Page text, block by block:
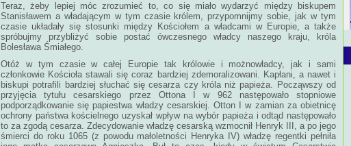
Teraz, żeby lepiej móc zrozumieć to, co się miało wydarzyć między biskupem
Stanisławem a władającym w tym czasie królem, przypomnijmy sobie, jak w tym
czasie układały się stosunki między Kościołem a władcami w Europie, a także
spróbujmy przybliżyć sobie postać ówczesnego władcy naszego kraju, króla
Bolesława Śmiałego.
Otóż w tym czasie w całej Europie tak królowie i możnowładcy, jak i sami
członkowie Kościoła stawali się coraz bardziej zdemoralizowani. Kapłani, a nawet i
biskupi potrafili bardziej słuchać się cesarza czy króla niż papieża. Począwszy od
przyjęcia tytułu cesarskiego przez Ottona I w 962 następowało stopniowe
podporządkowanie się papiestwa władzy cesarskiej. Otton I w zamian za obietnicę
ochrony państwa kościelnego uzyskał wpływ na wybór papieża i odtąd następowało
to za zgodą cesarza. Zdecydowanie władzę cesarską wzmocnił Henryk III, a po jego
śmierci do roku 1065 (z powodu małoletności Henryka IV) władzę regentki pełniła